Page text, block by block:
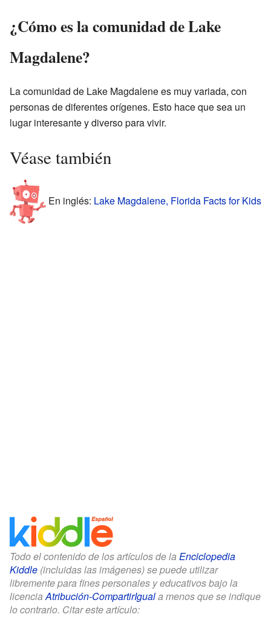
¿Cómo es la comunidad de Lake
Magdalene?
La comunidad de Lake Magdalene es muy variada, con
personas de diferentes orígenes. Esto hace que sea un
lugar interesante y diverso para vivir.
Véase también
En inglés: Lake Magdalene, Florida Facts for Kids
Todo el contenido de los artículos de la Enciclopedia
Kiddle (incluidas las imágenes) se puede utilizar
libremente para fines personales y educativos bajo la
licenciaAtribución-CompartirIguala menos que se indique
lo contrario. Citar este artículo: